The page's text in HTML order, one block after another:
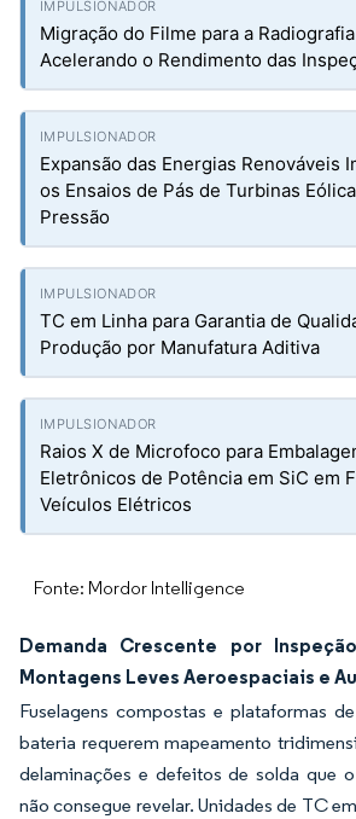
Migração do Filme para a
Acelerando o Rendimento das
Expansão das Energias Renováveis
os Ensaios de Pás de Turbinas
Pressão
TC em Linha para Garantia de
Produção por Manufatura Aditiva
Raios X de Microfoco para
Eletrônicos de Potência em SiC em
Veículos Elétricos
Fonte: Mordor Intelligence
Demanda Crescente por
Montagens Leves Aeroespaciais e
Fuselagens compostas e plataformas
bateria requerem mapeamento
delaminações e defeitos de solda que
não consegue revelar. Unidades de TC